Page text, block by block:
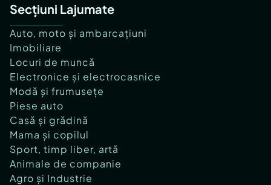
Secțiuni Lajumate
Auto, moto și ambarcațiuni
Imobiliare
Locuri de muncă
Electronice și electrocasnice
Modă și frumusețe
Piese auto
Casă și grădină
Mama și copilul
Sport, timp liber, artă
Animale de companie
Agro și Industrie